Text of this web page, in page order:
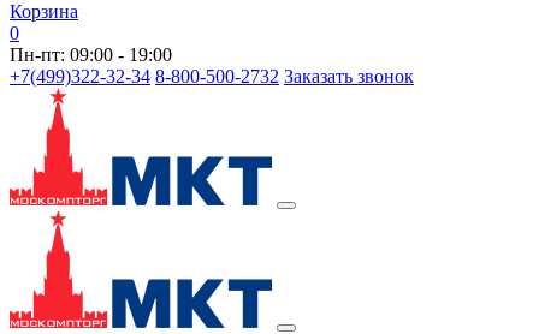
Корзина
0
Пн-пт: 09:00 - 19:00
+7(499)322-32-34 8-800-500-2732 Заказать звонок